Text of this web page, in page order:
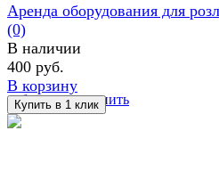
избранное сравнить
Аренда оборудования для
(0)
В наличии
400 руб.
В корзину